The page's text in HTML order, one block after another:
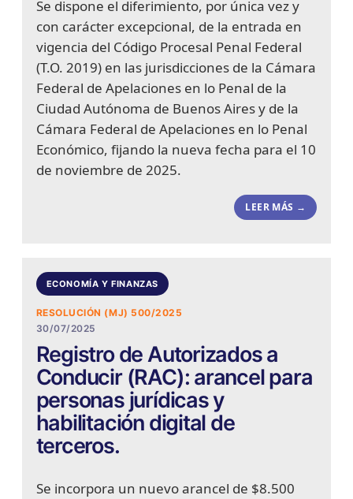
Se dispone el diferimiento, por única vez y
con carácter excepcional, de la entrada en
vigencia del Código Procesal Penal Federal
(T.O. 2019) en las jurisdicciones de la Cámara
Federal de Apelaciones en lo Penal de la
Ciudad Autónoma de Buenos Aires y de la
Cámara Federal de Apelaciones en lo Penal
Económico, fijando la nueva fecha para el 10
de noviembre de 2025.
LEER MÁS →
ECONOMÍA Y FINANZAS
RESOLUCIÓN (MJ) 500/2025
30/07/2025
Registro de Autorizados a
Conducir (RAC): arancel para
personas jurídicas y
habilitación digital de
terceros.
Se incorpora un nuevo arancel de $8.500